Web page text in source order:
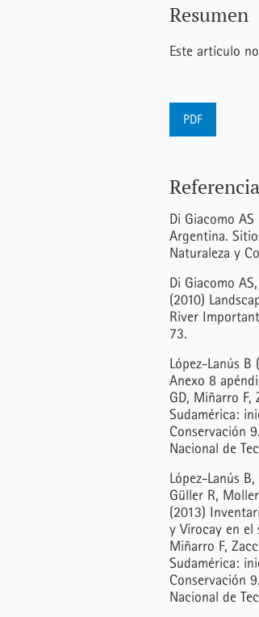
Resumen
Este artículo
PDF
Di Giacomo
Argentina.
Naturaleza y
Di Giacomo
(2010)
River
73.
López-Lanús
Anexo 8
GD, Miñarro F,
Sudamérica:
Conservación
Nacional de
López-Lanús
Güller R,
(2013)
y Virocay en el
Miñarro F,
Sudamérica:
Conservación
Nacional de